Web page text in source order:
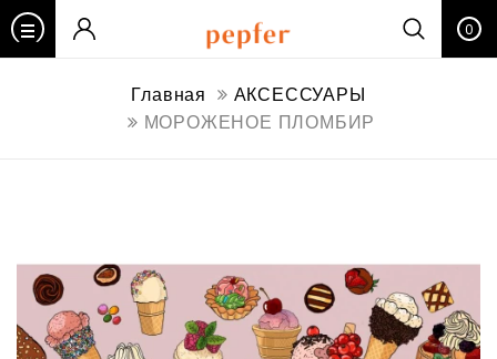
0
Главная
АКСЕССУАРЫ
МОРОЖЕНОЕ ПЛОМБИР